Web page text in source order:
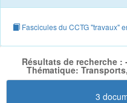
Fascicules du CCTG "travaux"
Résultats de recherche :
Thématique:
3